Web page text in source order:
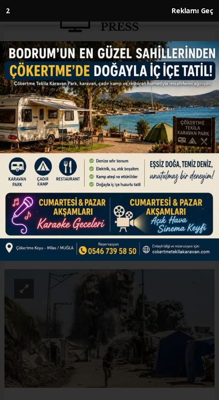
1 Reklamı Geç
Anasayfa ENGLISH
German opposition party
brands Israel’s military
offensive in Gaza as ‘genocide’
ENGLISH
20.06.2026 - 14:20, Güncelleme: 20.06.2026 - 14:20
‘International organizations, human rights
organizations, numerous experts in
international law speak of genocide against
Palestinians in Gaza. We concur with this
assessment,’ Left Party says
ABONE OL